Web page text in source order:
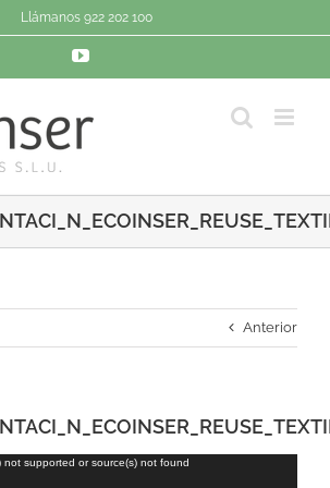
Llámanos 922 202 100
YouTube
Anterior
not supported or source(s) not found